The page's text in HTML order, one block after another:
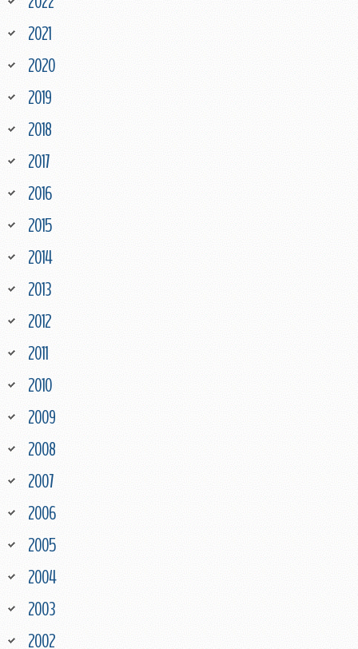
2021
2020
2019
2018
2017
2016
2015
2014
2013
2012
2011
2010
2009
2008
2007
2006
2005
2004
2003
2002